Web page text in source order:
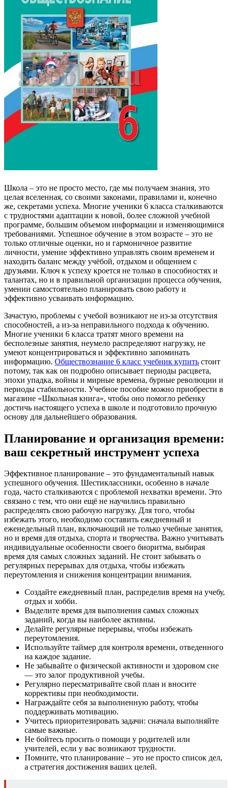
Школа – это не просто место, где мы получаем знания, это
целая вселенная, со своими законами, правилами и, конечно
же, секретами успеха. Многие ученики 6 класса сталкиваются
с трудностями адаптации к новой, более сложной учебной
программе, большим объемом информации и изменяющимися
требованиями. Успешное обучение в этом возрасте – это не
только отличные оценки, но и гармоничное развитие
личности, умение эффективно управлять своим временем и
находить баланс между учёбой, отдыхом и общением с
друзьями. Ключ к успеху кроется не только в способностях и
талантах, но и в правильной организации процесса обучения,
умении самостоятельно планировать свою работу и
эффективно усваивать информацию.
Зачастую, проблемы с учебой возникают не из-за отсутствия
способностей, а из-за неправильного подхода к обучению.
Многие ученики 6 класса тратят много времени на
бесполезные занятия, неумело распределяют нагрузку, не
умеют концентрироваться и эффективно запоминать
информацию. Обществознание 6 класс учебник купить стоит
потому, так как он подробно описывает периоды расцвета,
эпохи упадка, войны и мирные времена, бурные революции и
периоды стабильности. Учебное пособие можно приобрести в
магазине «Школьная книга», чтобы оно помогло ребенку
достичь настоящего успеха в школе и подготовило прочную
основу для дальнейшего образования.
Планирование и организация времени:
ваш секретный инструмент успеха
Эффективное планирование – это фундаментальный навык
успешного обучения. Шестиклассники, особенно в начале
года, часто сталкиваются с проблемой нехватки времени. Это
связано с тем, что они ещё не научились правильно
распределять свою рабочую нагрузку. Для того, чтобы
избежать этого, необходимо составить ежедневный и
еженедельный план, включающий не только учебные занятия,
но и время для отдыха, спорта и творчества. Важно учитывать
индивидуальные особенности своего биоритма, выбирая
время для самых сложных заданий. Не стоит забывать о
регулярных перерывах для отдыха, чтобы избежать
переутомления и снижения концентрации внимания.
Создайте ежедневный план, распределив время на учебу,
отдых и хобби.
Выделите время для выполнения самых сложных
заданий, когда вы наиболее активны.
Делайте регулярные перерывы, чтобы избежать
переутомления.
Используйте таймер для контроля времени, отведенного
на каждое задание.
Не забывайте о физической активности и здоровом сне
— это залог продуктивной учебы.
Регулярно пересматривайте свой план и вносите
коррективы при необходимости.
Награждайте себя за выполненную работу, чтобы
поддерживать мотивацию.
Учитесь приоритезировать задачи: сначала выполняйте
самые важные.
Не бойтесь просить о помощи у родителей или
учителей, если у вас возникают трудности.
Помните, что планирование – это не просто список дел,
а стратегия достижения ваших целей.